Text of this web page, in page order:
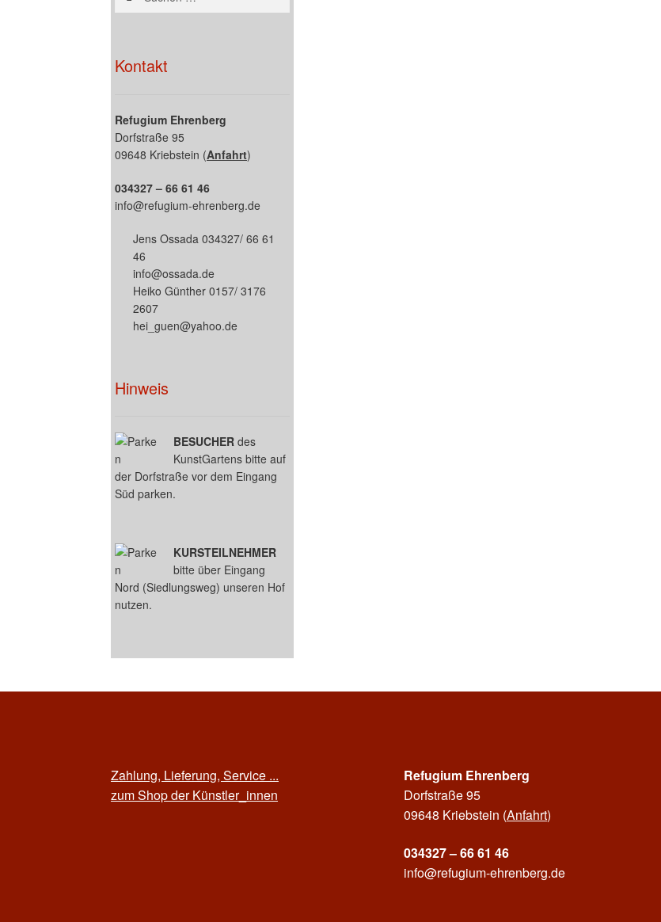
Kontakt
Refugium Ehrenberg
Dorfstraße 95
09648 Kriebstein (Anfahrt)
034327 – 66 61 46
info@refugium-ehrenberg.de
Jens Ossada 034327/ 66 61
46
info@ossada.de
Heiko Günther 0157/ 3176
2607
hei_guen@yahoo.de
Hinweis
BESUCHERdes
KunstGartens bitte auf
der Dorfstraße vor dem Eingang
Süd parken.
KURSTEILNEHMER
bitte über Eingang
Nord (Siedlungsweg) unseren Hof
nutzen.
Zahlung, Lieferung, Service ...
zum Shop der Künstler_innen
Refugium Ehrenberg
Dorfstraße 95
09648 Kriebstein (Anfahrt)
034327 – 66 61 46
info@refugium-ehrenberg.de